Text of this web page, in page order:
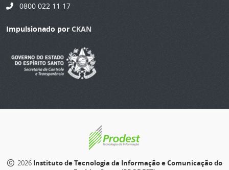
0800 022 11 17
Impulsionado por CKAN
2026 Instituto de Tecnologia da Informação e Comunicação do